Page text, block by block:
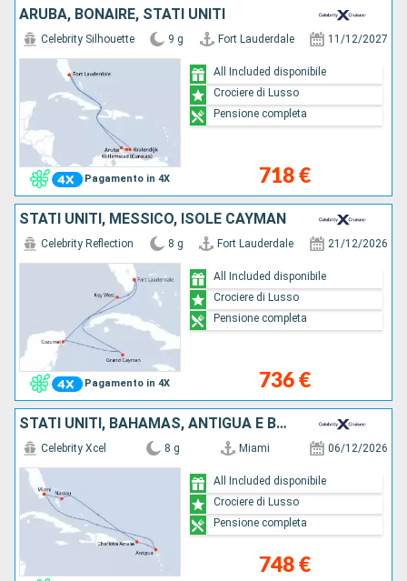
ARUBA, BONAIRE, STATI UNITI
Pagamento in 4X
Celebrity Silhouette 9 g Fort Lauderdale 11/12/2027
718 €
All Included disponibile
Crociere di Lusso
Pensione completa
STATI UNITI, MESSICO, ISOLE CAYMAN
Pagamento in 4X
Celebrity Reflection 8 g Fort Lauderdale 21/12/2026
736 €
All Included disponibile
Crociere di Lusso
Pensione completa
STATI UNITI, BAHAMAS, ANTIGUA E BARBUDA
Celebrity Xcel 8 g Miami 06/12/2026
748 €
All Included disponibile
Crociere di Lusso
Pensione completa